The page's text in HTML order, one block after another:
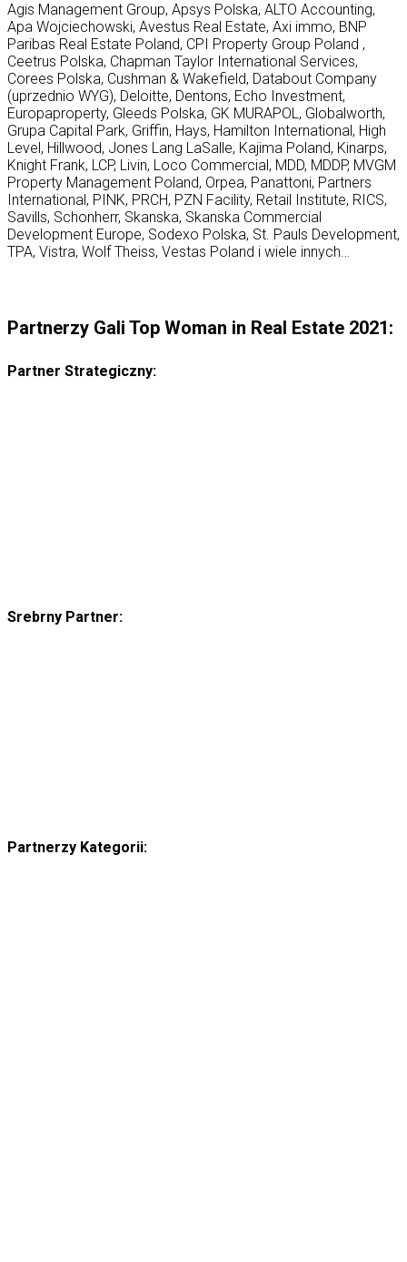
Agis Management Group, Apsys Polska, ALTO Accounting,
Apa Wojciechowski, Avestus Real Estate, Axi immo, BNP
Paribas Real Estate Poland, CPI Property Group Poland ,
Ceetrus Polska, Chapman Taylor International Services,
Corees Polska, Cushman & Wakefield, Databout Company
(uprzednio WYG), Deloitte, Dentons, Echo Investment,
Europaproperty, Gleeds Polska, GK MURAPOL, Globalworth,
Grupa Capital Park, Griffin, Hays, Hamilton International, High
Level, Hillwood, Jones Lang LaSalle, Kajima Poland, Kinarps,
Knight Frank, LCP, Livin, Loco Commercial, MDD, MDDP, MVGM
Property Management Poland, Orpea, Panattoni, Partners
International, PINK, PRCH, PZN Facility, Retail Institute, RICS,
Savills, Schonherr, Skanska, Skanska Commercial
Development Europe, Sodexo Polska, St. Pauls Development,
TPA, Vistra, Wolf Theiss, Vestas Poland i wiele innych…
Partnerzy Gali Top Woman in Real Estate 2021:
Partner Strategiczny:
Srebrny Partner:
Partnerzy Kategorii: